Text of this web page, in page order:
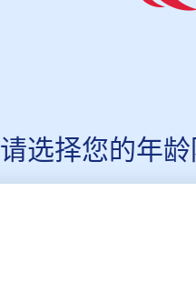
请选择您的年龄